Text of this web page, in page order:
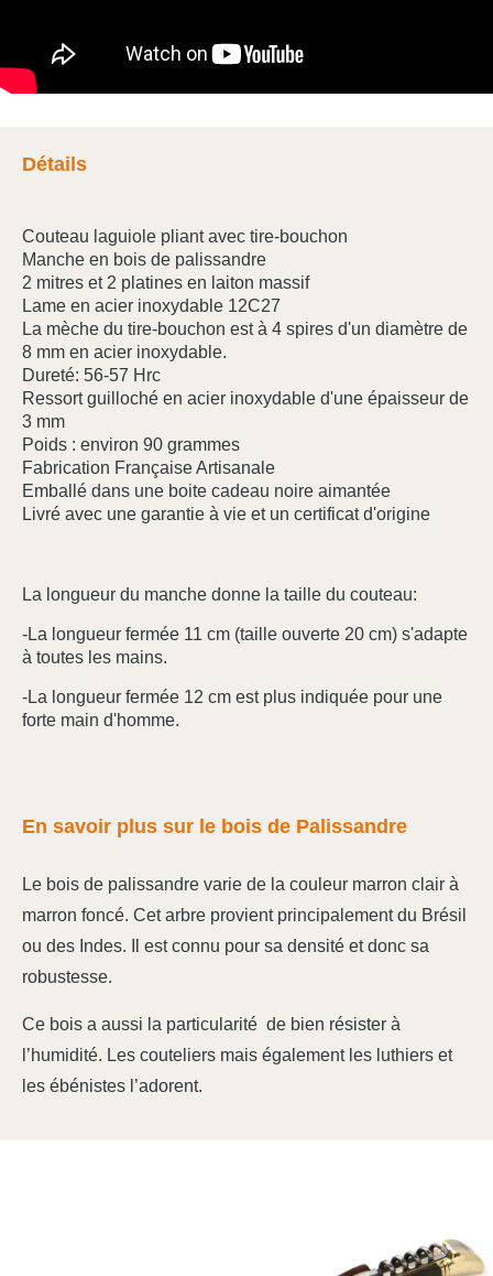
Détails
Couteau laguiole pliant avec tire-bouchon
Manche en bois de palissandre
2 mitres et 2 platines en laiton massif
Lame en acier inoxydable 12C27
La mèche du tire-bouchon est à 4 spires d'un diamètre de
8 mm en acier inoxydable.
Dureté: 56-57 Hrc
Ressort guilloché en acier inoxydable d'une épaisseur de
3 mm
Poids : environ 90 grammes
Fabrication Française Artisanale
Emballé dans une boite cadeau noire aimantée
Livré avec une garantie à vie et un certificat d'origine
La longueur du manche donne la taille du couteau:
-La longueur fermée 11 cm (taille ouverte 20 cm) s'adapte
à toutes les mains.
-La longueur fermée 12 cm est plus indiquée pour une
forte main d'homme.
En savoir plus sur le bois de Palissandre
Le bois de palissandre varie de la couleur marron clair à
marron foncé. Cet arbre provient principalement du Brésil
ou des Indes. Il est connu pour sa densité et donc sa
robustesse.
Ce bois a aussi la particularité de bien résister à
l’humidité. Les couteliers mais également les luthiers et
les ébénistes l’adorent.